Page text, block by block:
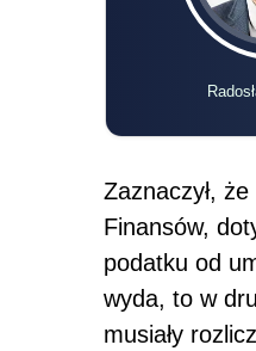
Zaznaczył,
Finansów,
podatku od
wyda, to w
musiały